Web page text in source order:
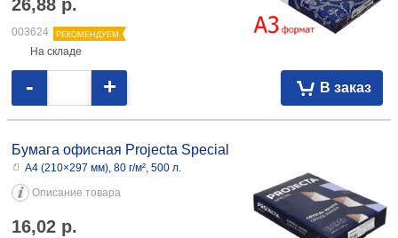
26,88 р.
003624 РЕКОМЕНДУЕМ
На складе
В заказ
- +
Бумага офисная Projecta Special
А4 (210×297 мм), 80 г/м², 500 л.
Описание товара
16,02 р.